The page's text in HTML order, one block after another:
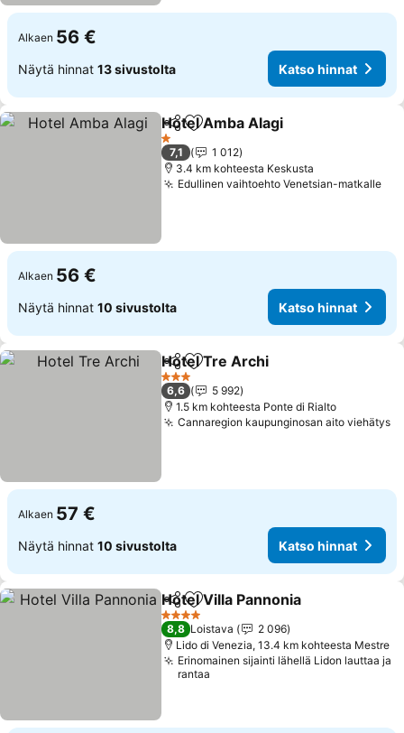
Alkaen 56 €
Näytä hinnat 13 sivustolta Katso hinnat
Jaa Lisää suosikkeihin
Hotel Amba Alagi
1 Tähtiluokitus
7,1
1 012
3.4 km kohteesta Keskusta
Edullinen vaihtoehto Venetsian-matkalle
Alkaen 56 €
Näytä hinnat 10 sivustolta Katso hinnat
Jaa Lisää suosikkeihin
Hotel Tre Archi
3 Tähtiluokitus
6,6
5 992
1.5 km kohteesta Ponte di Rialto
Cannaregion kaupunginosan aito viehätys
Alkaen 57 €
Näytä hinnat 10 sivustolta Katso hinnat
Jaa Lisää suosikkeihin
Hotel Villa Pannonia
4 Tähtiluokitus
8,8 Loistava
2 096
Lido di Venezia, 13.4 km kohteesta Mestre
Erinomainen sijainti lähellä Lidon lauttaa ja
rantaa